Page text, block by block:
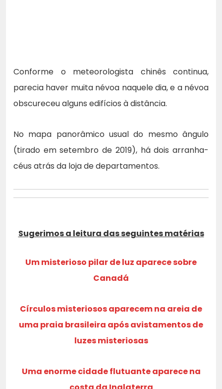
Conforme o meteorologista chinês continua,
parecia haver muita névoa naquele dia, e a névoa
obscureceu alguns edifícios à distância.
No mapa panorâmico usual do mesmo ângulo
(tirado em setembro de 2019), há dois arranha-
céus atrás da loja de departamentos.
Sugerimos a leitura das seguintes matérias
Um misterioso pilar de luz aparece sobre
Canadá
Círculos misteriosos aparecem na areia de
uma praia brasileira após avistamentos de
luzes misteriosas
Uma enorme cidade flutuante aparece na